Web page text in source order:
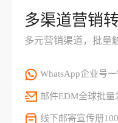
多渠道营销
多元营销渠道，批量
WhatsApp企业号
邮件EDM全球批量
线下邮寄宣传册